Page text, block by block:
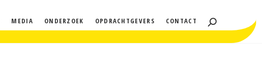
MEDIA ONDERZOEK OPDRACHTGEVERS CONTACT